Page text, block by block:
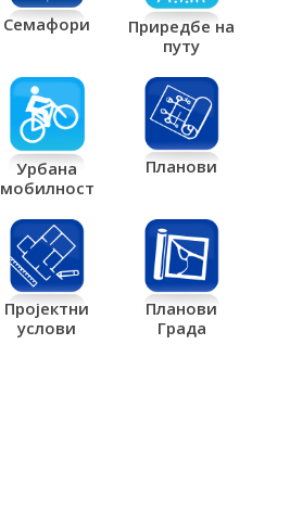
Семафори
Приредбе на
путу
Урбана
мобилност
Планови
Пројектни
услови
Планови
Града